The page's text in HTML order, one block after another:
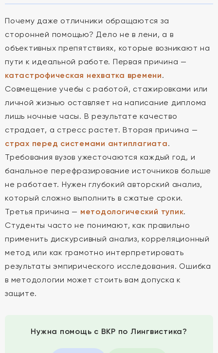
Почему даже отличники обращаются за
сторонней помощью? Дело не в лени, а в
объективных препятствиях, которые возникают на
пути к идеальной работе. Первая причина —
катастрофическая нехватка времени.
Совмещение учебы с работой, стажировками или
личной жизнью оставляет на написание диплома
лишь ночные часы. В результате качество
страдает, а стресс растет. Вторая причина —
страх перед системами антиплагиата.
Требования вузов ужесточаются каждый год, и
банальное перефразирование источников больше
не работает. Нужен глубокий авторский анализ,
который сложно выполнить в сжатые сроки.
Третья причина — методологический тупик.
Студенты часто не понимают, как правильно
применить дискурсивный анализ, корреляционный
метод или как грамотно интерпретировать
результаты эмпирического исследования. Ошибка
в методологии может стоить вам допуска к
защите.
Нужна помощь с ВКР по Лингвистика?